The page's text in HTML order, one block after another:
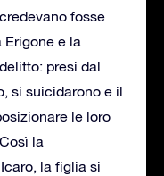
fosse
e la
presi dal
si suicidarono e il
le loro
la
la figlia si